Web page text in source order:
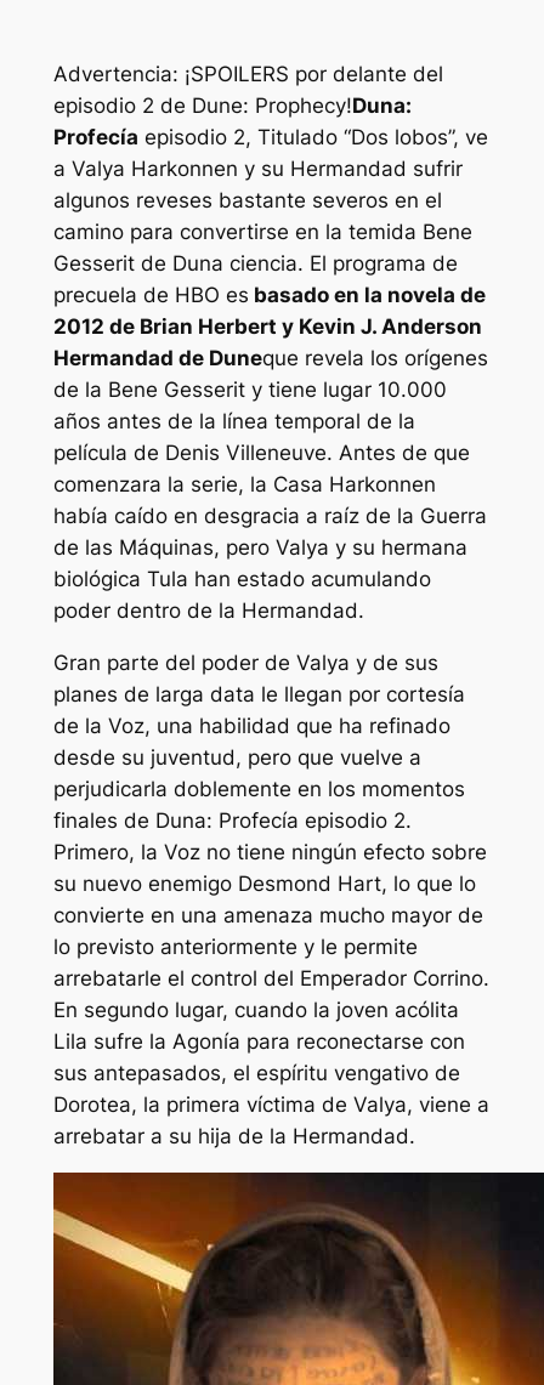
Advertencia: ¡SPOILERS por delante del
episodio 2 de Dune: Prophecy!Duna:
Profecía episodio 2, Titulado “Dos lobos”, ve
a Valya Harkonnen y su Hermandad sufrir
algunos reveses bastante severos en el
camino para convertirse en la temida Bene
Gesserit de Duna ciencia. El programa de
precuela de HBO es basado en la novela de
2012 de Brian Herbert y Kevin J. Anderson
Hermandad de Duneque revela los orígenes
de la Bene Gesserit y tiene lugar 10.000
años antes de la línea temporal de la
película de Denis Villeneuve. Antes de que
comenzara la serie, la Casa Harkonnen
había caído en desgracia a raíz de la Guerra
de las Máquinas, pero Valya y su hermana
biológica Tula han estado acumulando
poder dentro de la Hermandad.
Gran parte del poder de Valya y de sus
planes de larga data le llegan por cortesía
de la Voz, una habilidad que ha refinado
desde su juventud, pero que vuelve a
perjudicarla doblemente en los momentos
finales de Duna: Profecía episodio 2.
Primero, la Voz no tiene ningún efecto sobre
su nuevo enemigo Desmond Hart, lo que lo
convierte en una amenaza mucho mayor de
lo previsto anteriormente y le permite
arrebatarle el control del Emperador Corrino.
En segundo lugar, cuando la joven acólita
Lila sufre la Agonía para reconectarse con
sus antepasados, el espíritu vengativo de
Dorotea, la primera víctima de Valya, viene a
arrebatar a su hija de la Hermandad.